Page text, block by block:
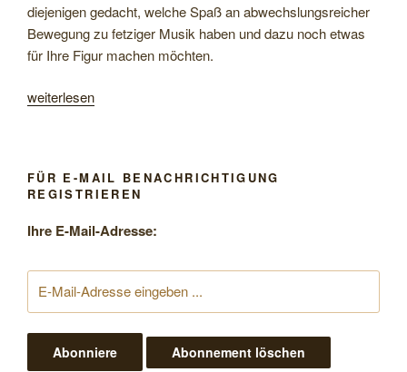
diejenigen gedacht, welche Spaß an abwechslungsreicher
Bewegung zu fetziger Musik haben und dazu noch etwas
für Ihre Figur machen möchten.
„Freie
und
Krafttraining“
weiterlesen
FÜR E-MAIL BENACHRICHTIGUNG
REGISTRIEREN
Ihre E-Mail-Adresse: